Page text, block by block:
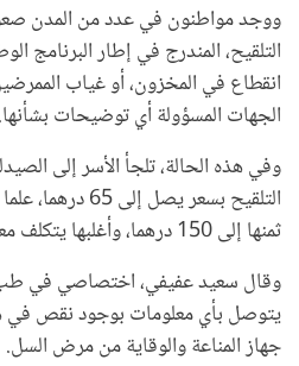
ووجد مواطنون في عدد من المدن
التلقيح، المندرج في إطار البرنامج
انقطاع في المخزون، أو غياب
الجهات المسؤولة أي توضيحات بشأنها.
وفي هذه الحالة، تلجأ الأسر إلى
التلقيح بسعر
ثمنها إلى 150 درهما، وأغلبها يتكلف معهد باستور بتأمينه.
وقال سعيد عفيفي، اختصاصي في طب
يتوصل بأي معلومات بوجود نقص في
جهاز المناعة والوقاية من مرض السل.